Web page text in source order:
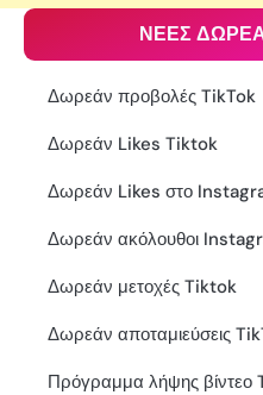
ΝΕΕΣ
Δωρεάν προβολές TikTok
Δωρεάν Likes Tiktok
Δωρεάν Likes στο
Δωρεάν ακόλουθοι
Δωρεάν μετοχές Tiktok
Δωρεάν αποταμιεύσεις
Πρόγραμμα λήψης βίντεο